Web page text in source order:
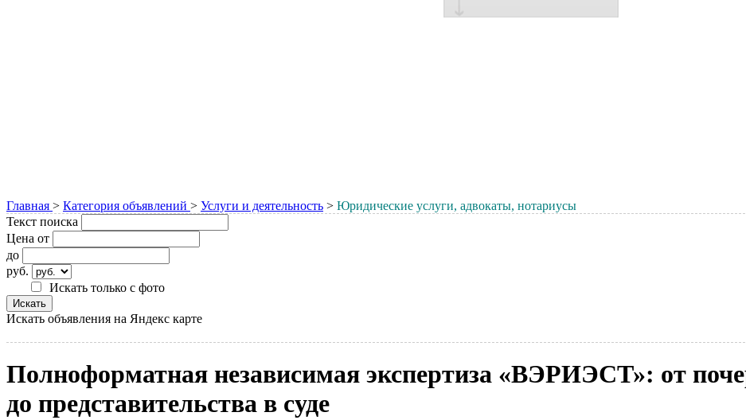
Главная > Категория объявлений > Услуги и деятельность > Юридические услуги, адвокаты, нотариусы
Текст поиска
Цена от
до
руб.
Искать только с фото
Искать объявления на Яндекс карте
Полноформатная независимая экспертиза «ВЭРИЭСТ»: от
до представительства в суде